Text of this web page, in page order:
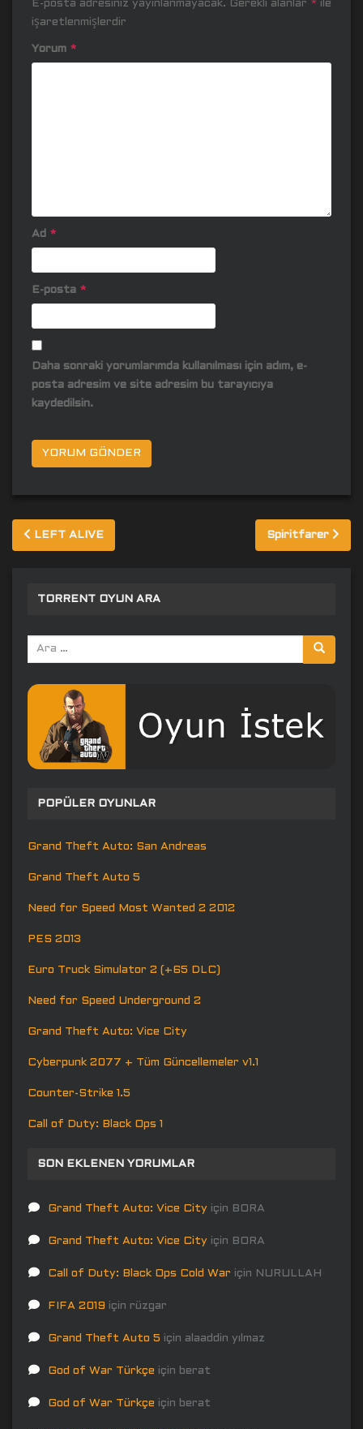
E-posta adresiniz yayınlanmayacak. Gerekli alanlar * ile
işaretlenmişlerdir
Yorum *
Ad *
E-posta *
Daha sonraki yorumlarımda kullanılması için adım, e-
posta adresim ve site adresim bu tarayıcıya
kaydedilsin.
Yazı
gezinmesi
LEFT ALIVE Spiritfarer
TORRENT OYUN ARA
Arama
yap:
POPÜLER OYUNLAR
Grand Theft Auto: San Andreas
Grand Theft Auto 5
Need for Speed Most Wanted 2 2012
PES 2013
Euro Truck Simulator 2 (+65 DLC)
Need for Speed Underground 2
Grand Theft Auto: Vice City
Cyberpunk 2077 + Tüm Güncellemeler v1.1
Counter-Strike 1.5
Call of Duty: Black Ops 1
SON EKLENEN YORUMLAR
Grand Theft Auto: Vice City için BORA
Grand Theft Auto: Vice City için BORA
Call of Duty: Black Ops Cold War için NURULLAH
FIFA 2019 için rüzgar
Grand Theft Auto 5 için alaaddin yılmaz
God of War Türkçe için berat
God of War Türkçe için berat